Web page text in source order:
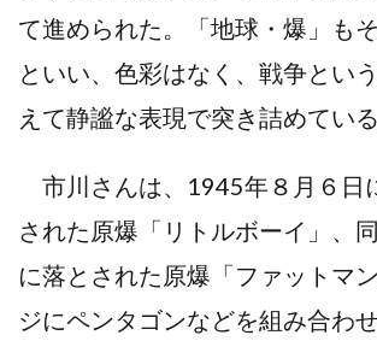
て進められた。「地球・爆」も
といい、色彩はなく、戦争とい
えて静謐な表現で突き詰めている
市川さんは、1945年８月６日
された原爆「リトルボーイ」、
に落とされた原爆「ファットマ
ジにペンタゴンなどを組み合わ